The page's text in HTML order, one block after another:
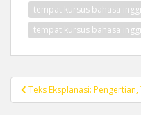
tempat kursus bahasa
tempat kursus bahasa
Post
navigation
Teks Eksplanasi: